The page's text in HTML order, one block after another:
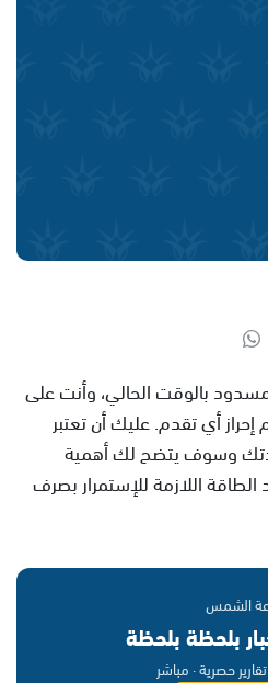
بالوقت الحالي، وأنت على
أي تقدم. عليك أن تعتبر
وسوف يتضح لك أهمية
اللازمة للإستمرار بصرف
الشمس
بلحظة بلحظة
حصرية · مباشر